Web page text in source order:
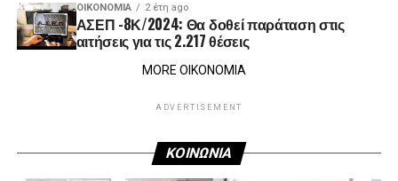
ΟΙΚΟΝΟΜΊΑ 2 έτη ago
ΑΣΕΠ -8Κ/2024: Θα δοθεί παράταση στις
αιτήσεις για τις 2.217 θέσεις
MORE ΟΙΚΟΝΟΜΙΑ
ADVERTISEMENT
ΚΟΙΝΩΝΙΑ